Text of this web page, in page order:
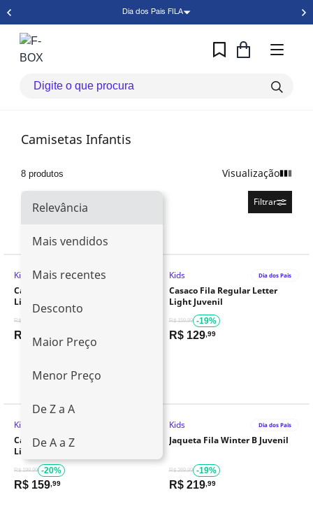
Dia dos Pais FILA
Camisetas Infantis
8 produtos Visualização
Relevância
Relevância
Maior Preço
Menor Preço
Mais vendidos
De Z a A
De A a Z
Mais recentes
Desconto
Filtrar
Kids Dia dos Pais
Casaco Fila Regular Letter
Light Juvenil
R$ 159,99
R$ 129
Kids Dia dos Pais
Casaco Fila Regular Letter
Light Juvenil
R$ 159,99 -19%
R$ 129,99
Kids
Casaco Fila Regular Letter
Light Juvenil
R$ 199,99 -20%
R$ 159 ,99
Kids Dia dos Pais
Jaqueta Fila Winter B Juvenil
R$ 269,99 -19%
R$ 219,99